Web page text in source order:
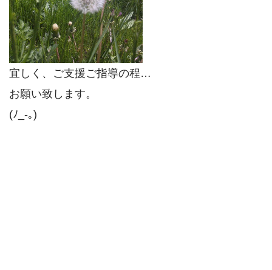
宜しく、ご支援ご指導の程…
お願い致します。
(ﾉ_-｡)